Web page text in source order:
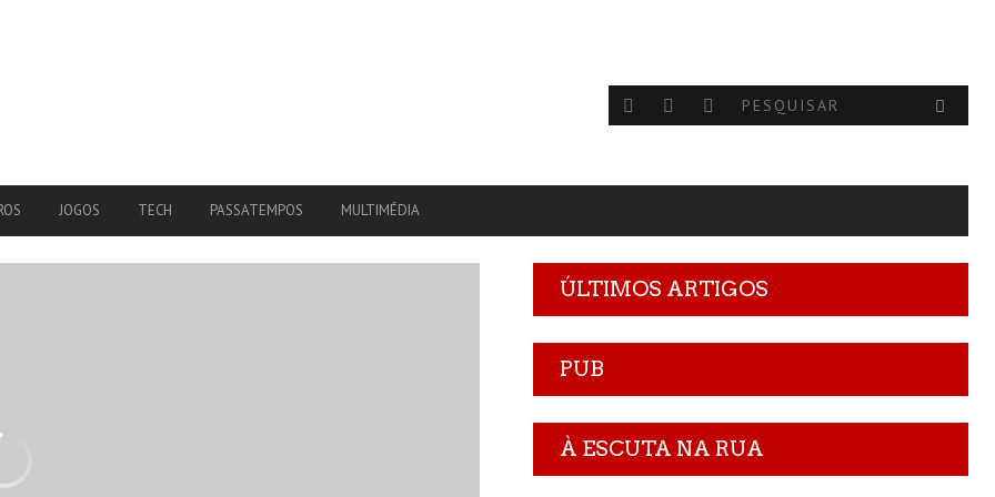
JOGOS TECH PASSATEMPOS MULTIMÉDIA
ÚLTIMOS ARTIGOS
PUB
À ESCUTA NA RUA